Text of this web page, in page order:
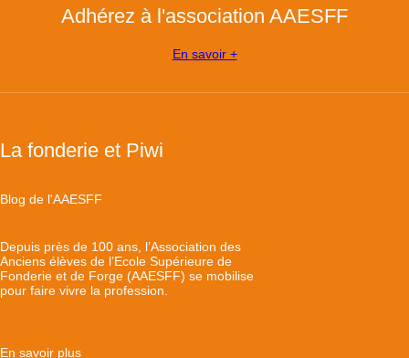
Adhérez à l'association AAESFF
En savoir +
La fonderie et Piwi
Blog de l'AAESFF
Depuis près de 100 ans, l’Association des
Anciens élèves de l’Ecole Supérieure de
Fonderie et de Forge (AAESFF) se mobilise
pour faire vivre la profession.
En savoir plus